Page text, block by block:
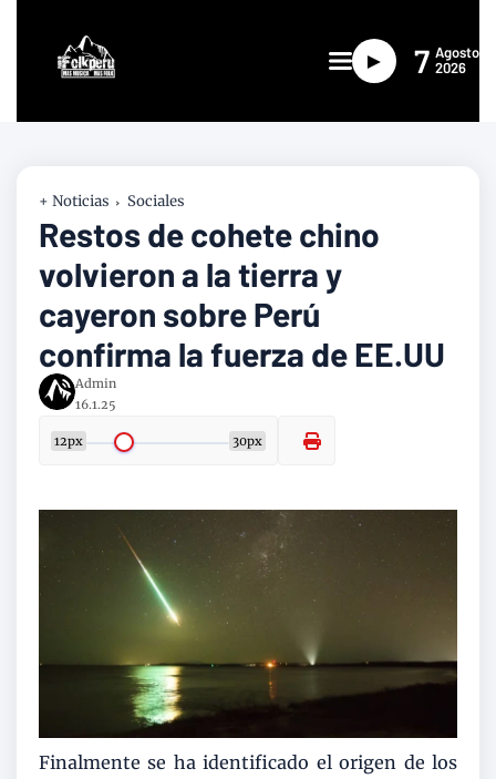
► 7 Agosto
2026
+ Noticias Sociales
Restos de cohete chino
volvieron a la tierra y
cayeron sobre Perú
confirma la fuerza de EE.UU
Admin
16.1.25
12px 30px
Finalmente se ha identificado el origen de los